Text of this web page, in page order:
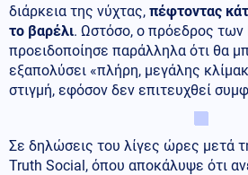
διάρκεια της νύχτας, πέφτοντας
το βαρέλι. Ωστόσο, ο πρόεδρος
προειδοποίησε παράλληλα ότι θα
εξαπολύσει «πλήρη, μεγάλης
στιγμή, εφόσον δεν επιτευχθεί
Σε δηλώσεις του λίγες ώρες μετά
Truth Social, όπου αποκάλυψε ότι